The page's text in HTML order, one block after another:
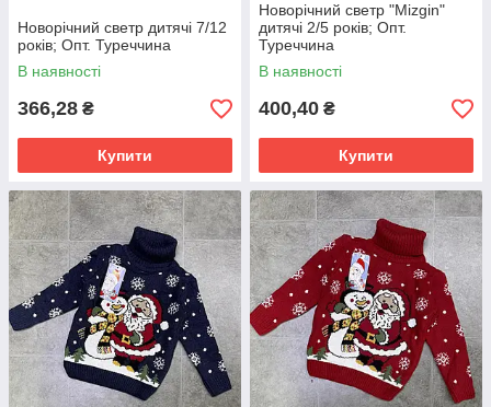
Новорічний светр дитячі 7/12
років; Опт. Туреччина
В наявності
366,28 ₴
Купити
Новорічний светр "Mizgin"
дитячі 2/5 років; Опт.
Туреччина
В наявності
400,40 ₴
Купити